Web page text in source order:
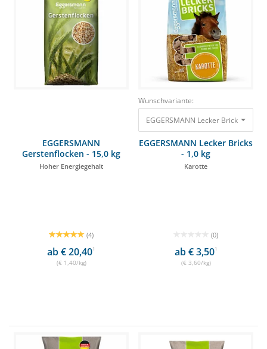
EGGERSMANN
Gerstenflocken - 15,0 kg
Hoher Energiegehalt
(4)
ab € 20,401
(€ 1,40/kg)
Wunschvariante:
EGGERSMANN Lecker Bricks - 1,0
EGGERSMANN Lecker Bricks
- 1,0 kg
Karotte
(0)
ab € 3,501
(€ 3,60/kg)